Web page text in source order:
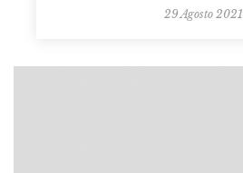
29 Agosto 2021